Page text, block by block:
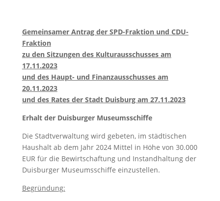
Gemeinsamer Antrag der SPD-Fraktion und CDU-
Fraktion
zu den Sitzungen des Kulturausschusses am
17.11.2023
und des Haupt- und Finanzausschusses am
20.11.2023
und des Rates der Stadt Duisburg am 27.11.2023
Erhalt der Duisburger Museumsschiffe
Die Stadtverwaltung wird gebeten, im städtischen
Haushalt ab dem Jahr 2024 Mittel in Höhe von 30.000
EUR für die Bewirtschaftung und Instandhaltung der
Duisburger Museumsschiffe einzustellen.
Begründung: